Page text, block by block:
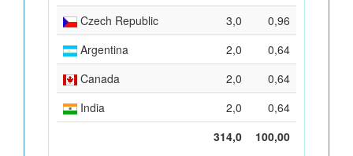
Czech Republic
3,0
0,96
Argentina
2,0
0,64
Canada
2,0
0,64
India
2,0
0,64
314,0
100,00